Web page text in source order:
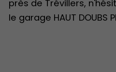
près de Trévillers,
le garage HAUT DOUBS